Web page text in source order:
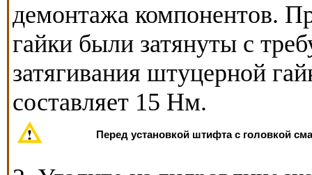
демонтажа компонентов.
гайки были затянуты с
затягивания штуцерной
составляет 15 Нм.
Перед установкой штифта с головкой